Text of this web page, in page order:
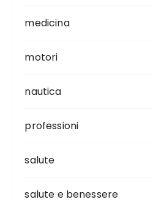
medicina
motori
nautica
professioni
salute
salute e benessere